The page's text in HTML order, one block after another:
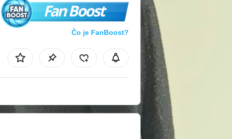
Fan Boost
Čo je FanBoost?